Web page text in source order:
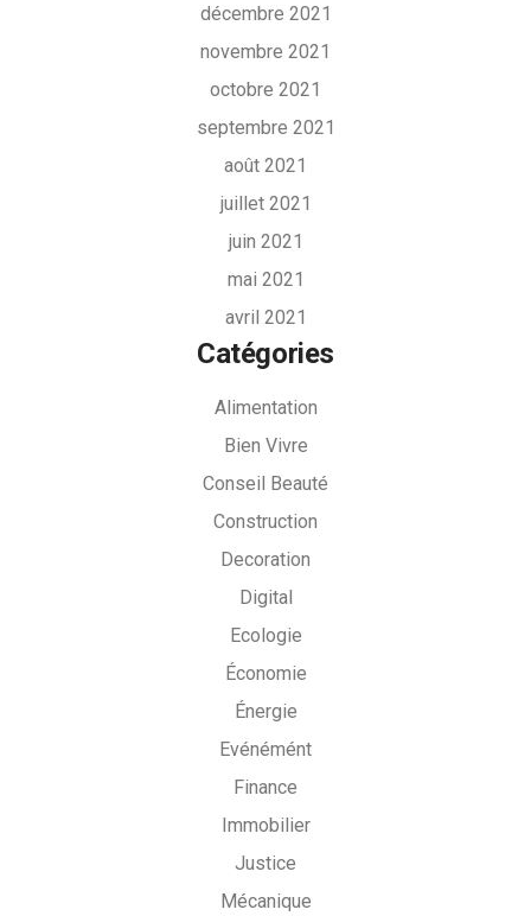
décembre 2021
novembre 2021
octobre 2021
septembre 2021
août 2021
juillet 2021
juin 2021
mai 2021
avril 2021
Catégories
Alimentation
Bien Vivre
Conseil Beauté
Construction
Decoration
Digital
Ecologie
Économie
Énergie
Evénémént
Finance
Immobilier
Justice
Mécanique